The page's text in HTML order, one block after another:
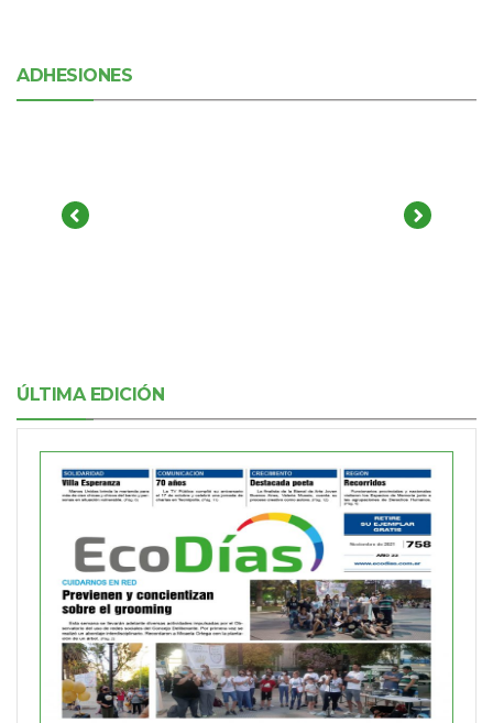
ADHESIONES
ÚLTIMA EDICIÓN